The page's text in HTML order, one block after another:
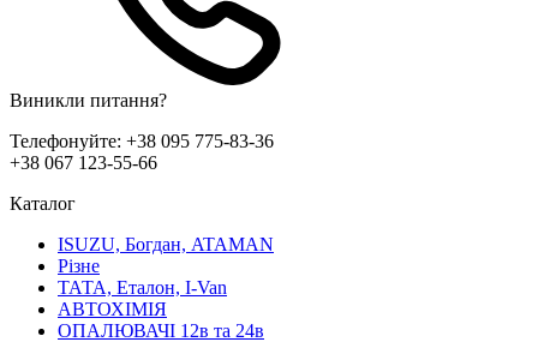
Виникли питання?
Телефонуйте: +38 095 775-83-36
+38 067 123-55-66
Каталог
ISUZU, Богдан, ATAMAN
Різне
ТАТА, Еталон, I-Van
АВТОХІМІЯ
ОПАЛЮВАЧІ 12в та 24в